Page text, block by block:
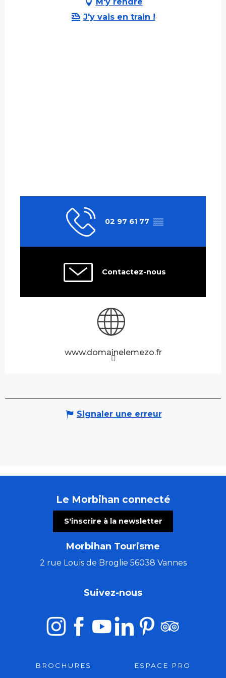
M'y rendre
J'y vais en train !
02 97 61 77 ▒▒
Contactez-nous
www.domainelemezo.fr
Signaler une erreur
Le Morbihan connecté
S'inscrire à la newsletter
Morbihan Tourisme
2 rue Louis de Broglie 56038 Vannes
Suivez-nous
BROCHURES ESPACE PRO